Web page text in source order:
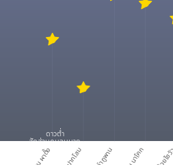
ดาวต่ำ
สัดส่วนคนจนมาก